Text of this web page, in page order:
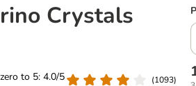
Crystals
to 5: 4.0/5
(1093)